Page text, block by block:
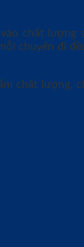
chất lượng
chuyến đi
chất lượng,